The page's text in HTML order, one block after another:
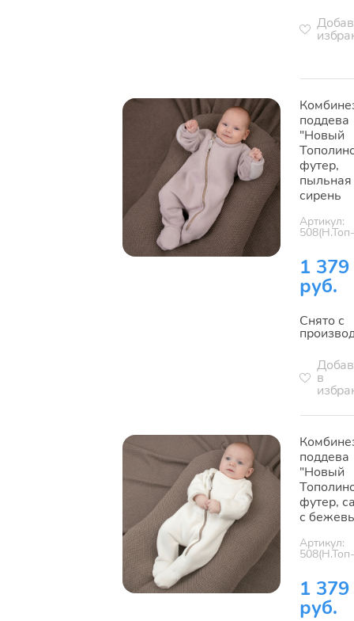
поддева
"Новый
футер,
пыльная
сирень
Артикул:
1 379
руб.
Снято с
в
поддева
"Новый
футер,
с
Артикул:
1 379
руб.